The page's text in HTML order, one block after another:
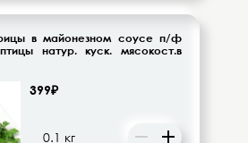
в майонезном соусе п/ф
натур. куск. мясокост.в
399₽